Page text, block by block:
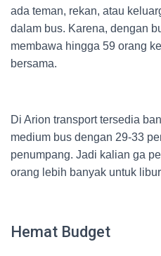
ada teman, rekan, atau
dalam bus. Karena, dengan
membawa hingga 59 orang
bersama.
Di Arion transport tersedia
medium bus dengan 29-33
penumpang. Jadi kalian ga
orang lebih banyak untuk
Hemat Budget